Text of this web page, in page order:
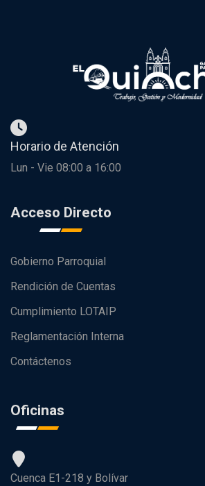
Horario de Atención
Lun - Vie 08:00 a 16:00
Acceso Directo
Gobierno Parroquial
Rendición de Cuentas
Cumplimiento LOTAIP
Reglamentación Interna
Contáctenos
Oficinas
Cuenca E1-218 y Bolívar